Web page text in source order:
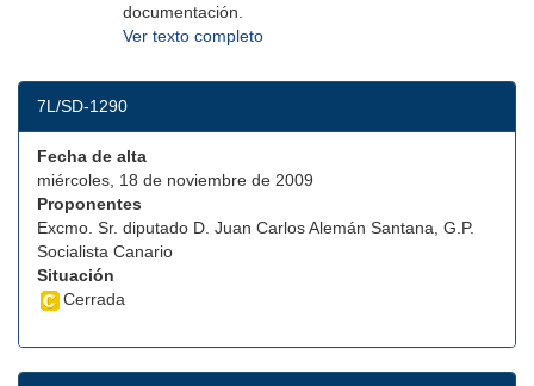
documentación.
Ver texto completo
7L/SD-1290
Fecha de alta
miércoles, 18 de noviembre de 2009
Proponentes
Excmo. Sr. diputado D. Juan Carlos Alemán Santana, G.P.
Socialista Canario
Situación
Cerrada